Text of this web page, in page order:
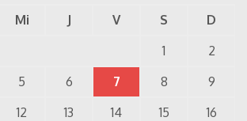
Mi J V S
D
1
2
5 6 7 8
9
12 13 14 15
16